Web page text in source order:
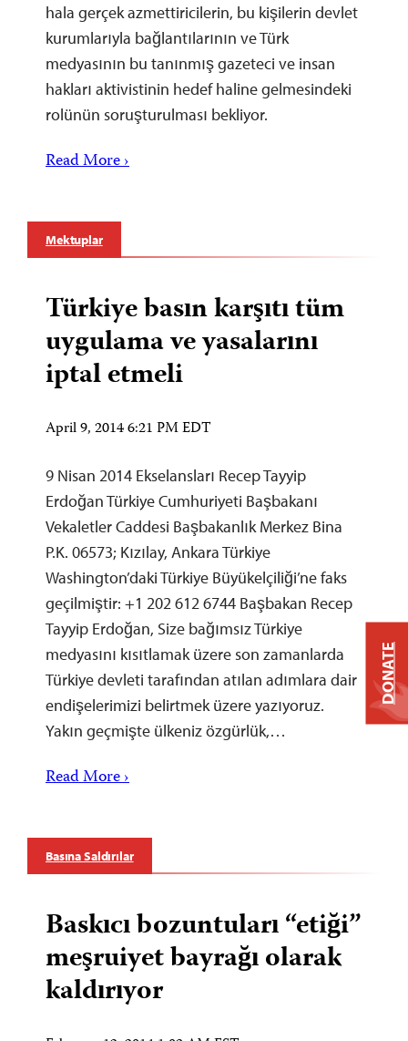
hala gerçek azmettiricilerin, bu kişilerin devlet
kurumlarıyla bağlantılarının ve Türk
medyasının bu tanınmış gazeteci ve insan
hakları aktivistinin hedef haline gelmesindeki
rolünün soruşturulması bekliyor.
Read More ›
Mektuplar
Türkiye basın karşıtı tüm
uygulama ve yasalarını
iptal etmeli
April 9, 2014 6:21 PM EDT
9 Nisan 2014 Ekselansları Recep Tayyip
Erdoğan Türkiye Cumhuriyeti Başbakanı
Vekaletler Caddesi Başbakanlık Merkez Bina
P.K. 06573; Kızılay, Ankara Türkiye
Washington’daki Türkiye Büyükelçiliği’ne faks
geçilmiştir: +1 202 612 6744 Başbakan Recep
Tayyip Erdoğan, Size bağımsız Türkiye
medyasını kısıtlamak üzere son zamanlarda
Türkiye devleti tarafından atılan adımlara dair
endişelerimizi belirtmek üzere yazıyoruz.
Yakın geçmişte ülkeniz özgürlük,…
Read More ›
Basına Saldırılar
Baskıcı bozuntuları “etiği”
meşruiyet bayrağı olarak
kaldırıyor
DONATE